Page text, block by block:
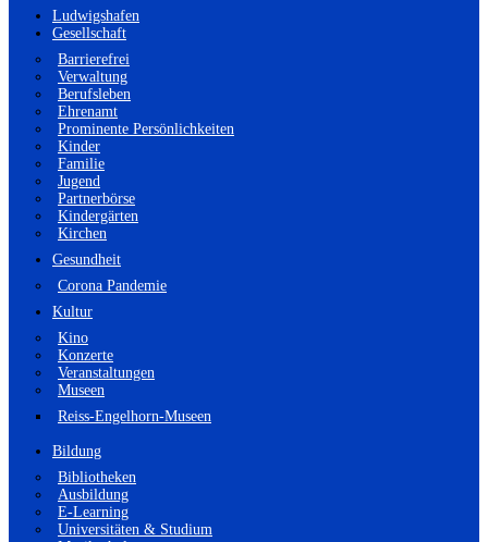
Ludwigshafen
Gesellschaft
Barrierefrei
Verwaltung
Berufsleben
Ehrenamt
Prominente Persönlichkeiten
Kinder
Familie
Jugend
Partnerbörse
Kindergärten
Kirchen
Gesundheit
Corona Pandemie
Kultur
Kino
Konzerte
Veranstaltungen
Museen
Reiss-Engelhorn-Museen
Bildung
Bibliotheken
Ausbildung
E-Learning
Universitäten & Studium